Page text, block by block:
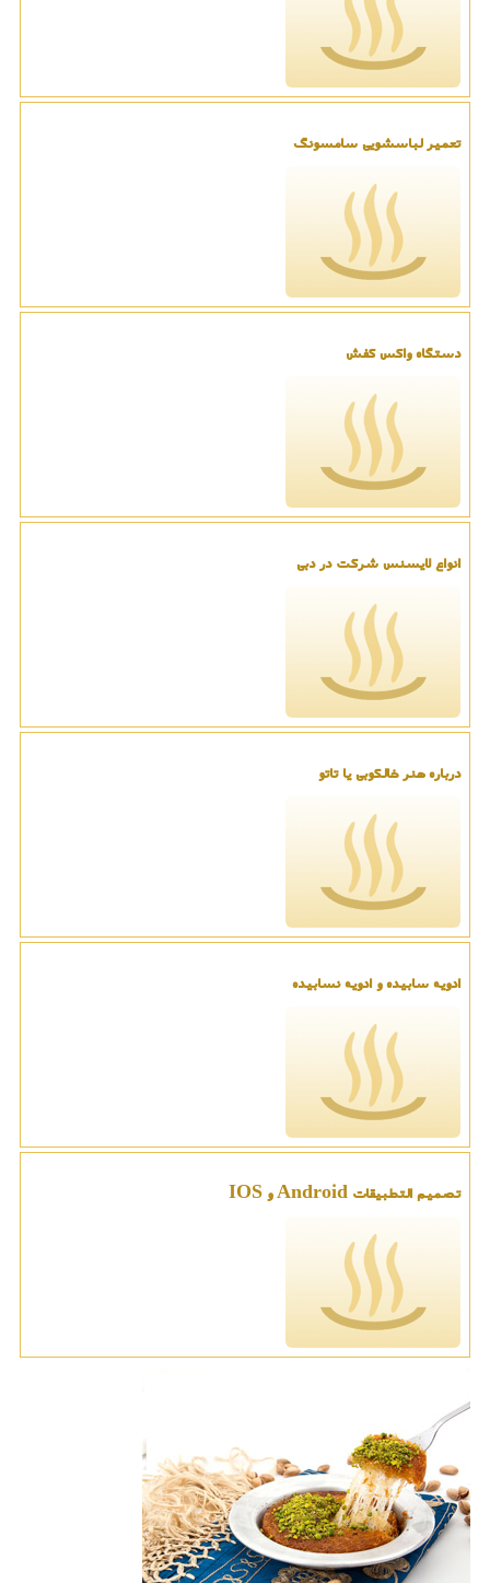
تعمیر لباسشویی سامسونگ
دستگاه واکس کفش
انواع لایسنس شرکت در دبی
درباره هنر خالکوبی یا تاتو
ادویه سابیده و ادویه نسابیده
تصمیم التطبیقات Android و IOS